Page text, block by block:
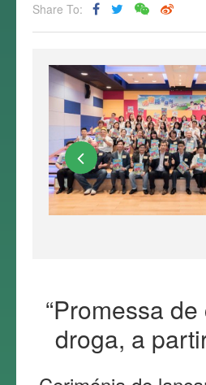
Share To:
“Promessa
droga, a